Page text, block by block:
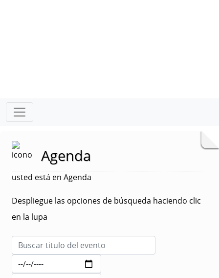
Agenda
usted está en Agenda
Despliegue las opciones de búsqueda haciendo clic
en la lupa